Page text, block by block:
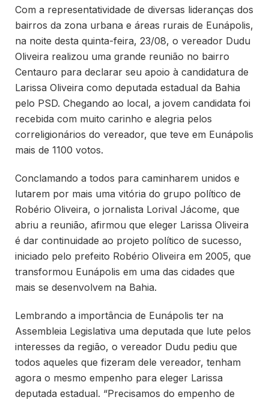
Com a representatividade de diversas lideranças dos
bairros da zona urbana e áreas rurais de Eunápolis,
na noite desta quinta-feira, 23/08, o vereador Dudu
Oliveira realizou uma grande reunião no bairro
Centauro para declarar seu apoio à candidatura de
Larissa Oliveira como deputada estadual da Bahia
pelo PSD. Chegando ao local, a jovem candidata foi
recebida com muito carinho e alegria pelos
correligionários do vereador, que teve em Eunápolis
mais de 1100 votos.
Conclamando a todos para caminharem unidos e
lutarem por mais uma vitória do grupo político de
Robério Oliveira, o jornalista Lorival Jácome, que
abriu a reunião, afirmou que eleger Larissa Oliveira
é dar continuidade ao projeto político de sucesso,
iniciado pelo prefeito Robério Oliveira em 2005, que
transformou Eunápolis em uma das cidades que
mais se desenvolvem na Bahia.
Lembrando a importância de Eunápolis ter na
Assembleia Legislativa uma deputada que lute pelos
interesses da região, o vereador Dudu pediu que
todos aqueles que fizeram dele vereador, tenham
agora o mesmo empenho para eleger Larissa
deputada estadual. “Precisamos do empenho de